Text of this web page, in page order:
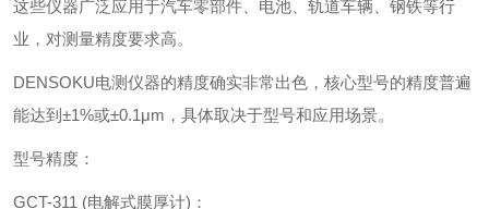
这些仪器广泛应用于汽车零部件、电池、轨道车辆、钢铁等行
业，对测量精度要求高。
DENSOKU电测仪器的精度确实非常出色，核心型号的精度普遍
能达到±1%或±0.1μm，具体取决于型号和应用场景。
型号精度：
GCT-311 (电解式膜厚计)‌：